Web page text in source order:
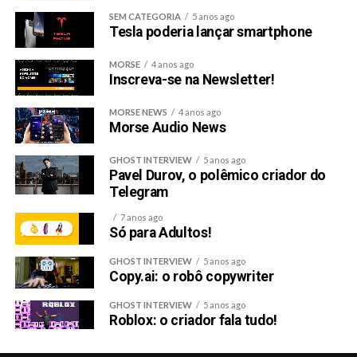
reabastecidos.
Stuff people say:
“O IoT é uma coisa de ontem, é
isso que eu acho que as pessoas
entenderam pouco ainda. A
gente já sensorizou os aparelhos
e já está enviando dados sobre
eles já faz tempo
Ícaro de Abreu
SEM CATEGORIA 5 anos ago
Tesla poderia lançar smartphone
MORSE 4 anos ago
Inscreva-se na Newsletter!
MORSE NEWS 4 anos ago
Morse Audio News
GHOST INTERVIEW 5 anos ago
Pavel Durov, o polêmico criador do
Telegram
7 anos ago
Só para Adultos!
GHOST INTERVIEW 5 anos ago
Copy.ai: o robô copywriter
GHOST INTERVIEW 5 anos ago
Roblox: o criador fala tudo!